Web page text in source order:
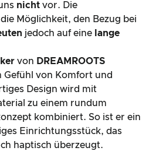
nicht vor. Die
Möglichkeit, den Bezug bei
jedoch auf eine lange
von DREAMROOTS
von Komfort und
Design wird mit
zu einem rundum
kombiniert. So ist er ein
Einrichtungsstück, das
haptisch überzeugt.